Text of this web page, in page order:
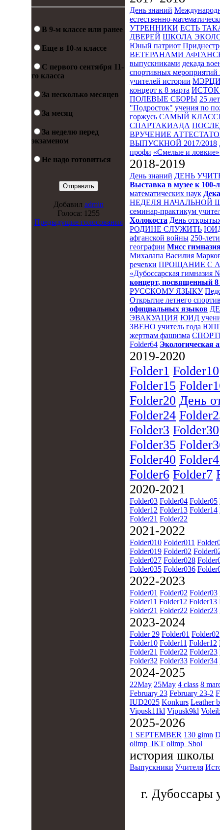
В 9-м классе или ранее
Еще в 10-м классе
С первого сентября 11-
го класса
За несколько месяцев
За месяц
За неделю перед
экзаменом
Не надо готовиться
Добавил admin
Голоса: 1255
Предыдущие голосования
День знаний
естественно-
УТРЕННИКИ ЕСТЬ
ДВЕРЕЙ ШКОЛА
Юный патриот
ВЕТЕРАНАМИ
выпускниками декада
спортивных мероприятий
учителей истории
концерт к 8 марта ИСТОК
ПОЛЕВЫЕ СБОРЫ 25
"Подросток" учения по
горжусь САМЫЙ
СПАРТАКИАДА
ВРУЧЕНИЕ
ВЫПУСКНОЙ 2017/2018
профи «Смелые и ловкие»
2018-2019
День знаний ДЕНЬ
Выставка в музее к
математических наук
НЕДЕЛЯ НАЧАЛЬНОЙ
семинар-практикум
Холокоста День
РОДИНЕ СЛУЖИТЬ
афганской войны 250-
географии Мисс
Михалапа Василия
речевки ПРОЩАНИЕ С
«Дубоссарская гимназия
концерт, посвященный
РУССКОМУ ЯЗЫКУ
Открытие летнего
официальных языков
ЭВАКУАЦИЯ ЮИД
ЗВЕНО учитель года
жертвам фашизма
Folder64 Экологическая
2019-2020
Folder1 Folder10
Folder15
Folder20 День
Folder24
Folder3 Folder30
Folder35
Folder40
Folder6 Folder7
2020-2021
Folder03 Folder04 Folder05
Folder12 Folder13 Folder14
Folder21 Folder22
2021-2022
Folder010 Folder011
Folder019 Folder02
Folder027 Folder028
Folder035 Folder036
2022-2023
Folder01 Folder02 Folder03
Folder11 Folder12 Folder13
Folder21 Folder22 Folder23
2023-2024
Folder 29 Folder01 Folder02
Folder10 Folder11 Folder12
Folder21 Folder22 Folder23
Folder32 Folder33 Folder34
2024-2025
22May 25May 4 class 8
February 23 February 23-2
IUD2025 Konkurs Leather
Vipusk11kl Vipusk9kl
2025-2026
1 SEPTEMBER 130 gimn
olimp_IKT olimp_Shol
история школы
Выпускники Учителя
г. Дубоссары